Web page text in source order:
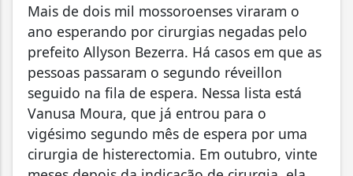
Mais de dois mil mossoroenses viraram o
ano esperando por cirurgias negadas pelo
prefeito Allyson Bezerra. Há casos em que as
pessoas passaram o segundo réveillon
seguido na fila de espera. Nessa lista está
Vanusa Moura, que já entrou para o
vigésimo segundo mês de espera por uma
cirurgia de histerectomia. Em outubro, vinte